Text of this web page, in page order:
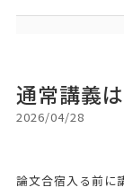
通常講義
2026/04/28
論文合宿入る前に